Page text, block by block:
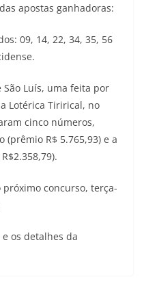
apostas ganhadoras:
09, 14, 22, 34, 35, 56
São Luís, uma feita por
Lotérica Tirirical, no
cinco números,
R$ 5.765,93) e a
concurso, terça-
os detalhes da